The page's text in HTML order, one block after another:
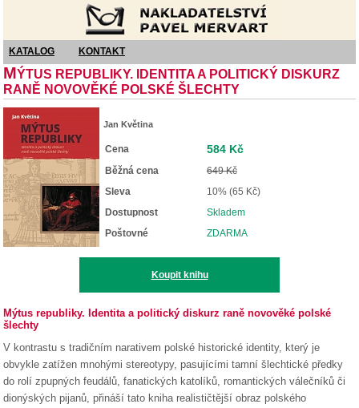
KATALOG KONTAKT
MÝTUS REPUBLIKY. IDENTITA A POLITICKÝ DISKURZ
RANĚ NOVOVĚKÉ POLSKÉ ŠLECHTY
Jan Květina
Cena 584 Kč
Běžná cena
649 Kč
Sleva
10% (65 Kč)
Dostupnost
Skladem
Poštovné
ZDARMA
Koupit knihu
Mýtus republiky. Identita a politický diskurz raně novověké polské
šlechty
V kontrastu s tradičním narativem polské historické identity, který je
obvykle zatížen mnohými stereotypy, pasujícími tamní šlechtické předky
do rolí zpupných feudálů, fanatických katolíků, romantických válečníků či
dionýských pijanů, přináší tato kniha realističtější obraz polského